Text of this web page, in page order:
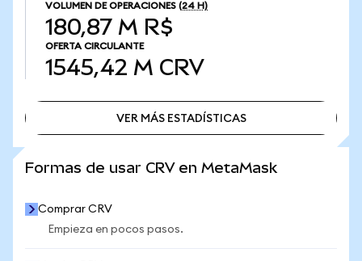
VOLUMEN DE OPERACIONES (24 H)
180,87 M R$
OFERTA CIRCULANTE
1545,42 M CRV
VER MÁS ESTADÍSTICAS
Formas de usar CRV en MetaMask
Comprar CRV
Empieza en pocos pasos.